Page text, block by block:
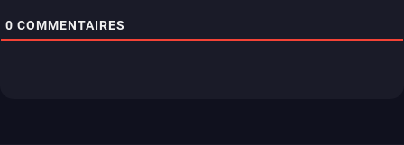
0 COMMENTAIRES